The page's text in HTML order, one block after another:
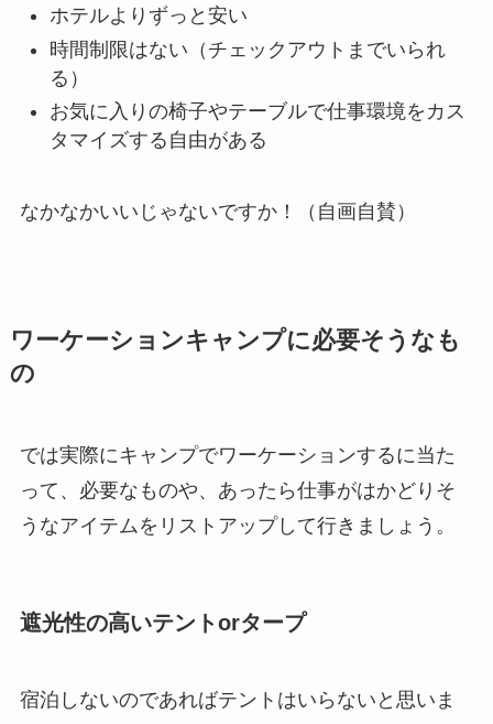
ホテルよりずっと安い
時間制限はない（チェックアウトまでいられ
る）
お気に入りの椅子やテーブルで仕事環境をカス
タマイズする自由がある
なかなかいいじゃないですか！ （自画自賛）
ワーケーションキャンプに必要そうなも
の
では実際にキャンプでワーケーションするに当た
って、必要なものや、あったら仕事がはかどりそ
うなアイテムをリストアップして行きましょう。
遮光性の高いテントorタープ
宿泊しないのであればテントはいらない と思いま